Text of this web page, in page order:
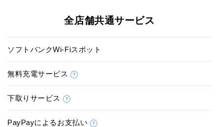
全店舗共通サービス
ソフトバンクWi-Fiスポット
無料充電サービス
下取りサービス
PayPayによるお支払い